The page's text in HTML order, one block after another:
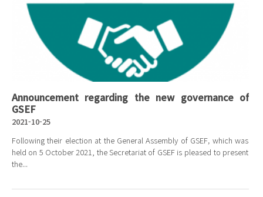
Announcement regarding the new governance of
GSEF
2021-10-25
Following their election at the General Assembly of GSEF, which was
held on 5 October 2021, the Secretariat of GSEF is pleased to present
the...